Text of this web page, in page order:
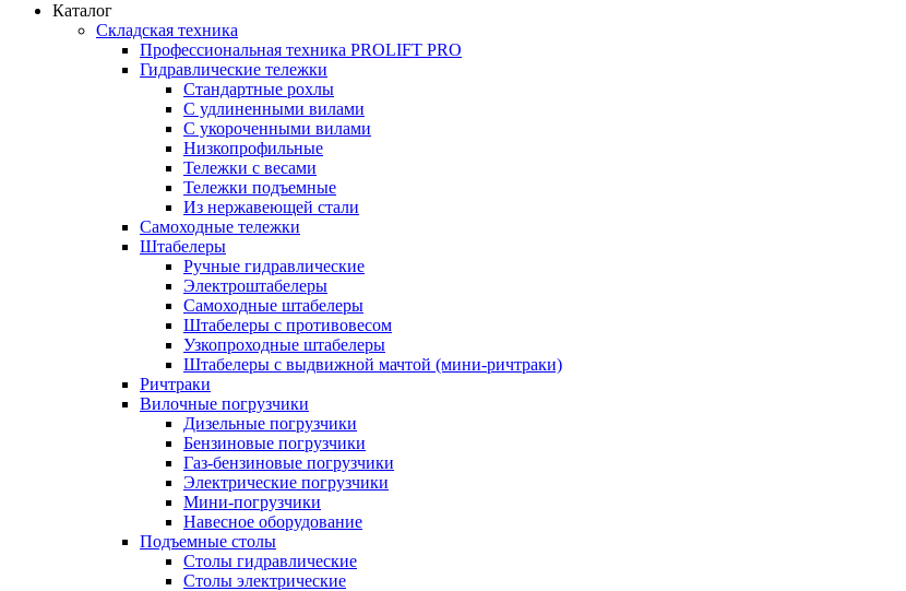
Каталог
Складская техника
Профессиональная техника PROLIFT PRO
Гидравлические тележки
Стандартные рохлы
С удлиненными вилами
С укороченными вилами
Низкопрофильные
Тележки с весами
Тележки подъемные
Из нержавеющей стали
Самоходные тележки
Штабелеры
Ручные гидравлические
Электроштабелеры
Самоходные штабелеры
Штабелеры с противовесом
Узкопроходные штабелеры
Штабелеры с выдвижной мачтой (мини-ричтраки)
Ричтраки
Вилочные погрузчики
Дизельные погрузчики
Бензиновые погрузчики
Газ-бензиновые погрузчики
Электрические погрузчики
Мини-погрузчики
Навесное оборудование
Подъемные столы
Столы гидравлические
Столы электрические